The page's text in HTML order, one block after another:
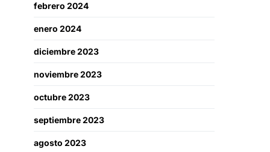
febrero 2024
enero 2024
diciembre 2023
noviembre 2023
octubre 2023
septiembre 2023
agosto 2023